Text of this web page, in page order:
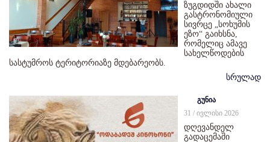
ზუგდიდში ახალი
გასტრონომიული
სივრცე „სოხუმის
ეზო“ გაიხსნა,
რომელიც ამავე
სახელწოდების
სასტუმროს ტერიტორიაზე მდებარეობს.
სრულად
გუნია
31 / ივლისი 2026
დღევანდელ
გადაცემაში